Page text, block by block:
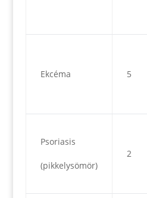
Ekcéma 5
Psoriasis
(pikkelysömör)
2